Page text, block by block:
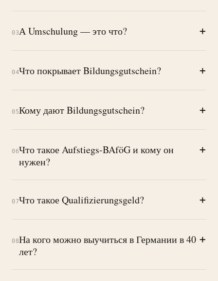
03А Umschulung — это что? +
04Что покрывает Bildungsgutschein? +
05Кому дают Bildungsgutschein? +
06Что такое Aufstiegs-BAföG и кому он
нужен?
+
07Что такое Qualifizierungsgeld? +
08На кого можно выучиться в Германии в 40
лет?
+